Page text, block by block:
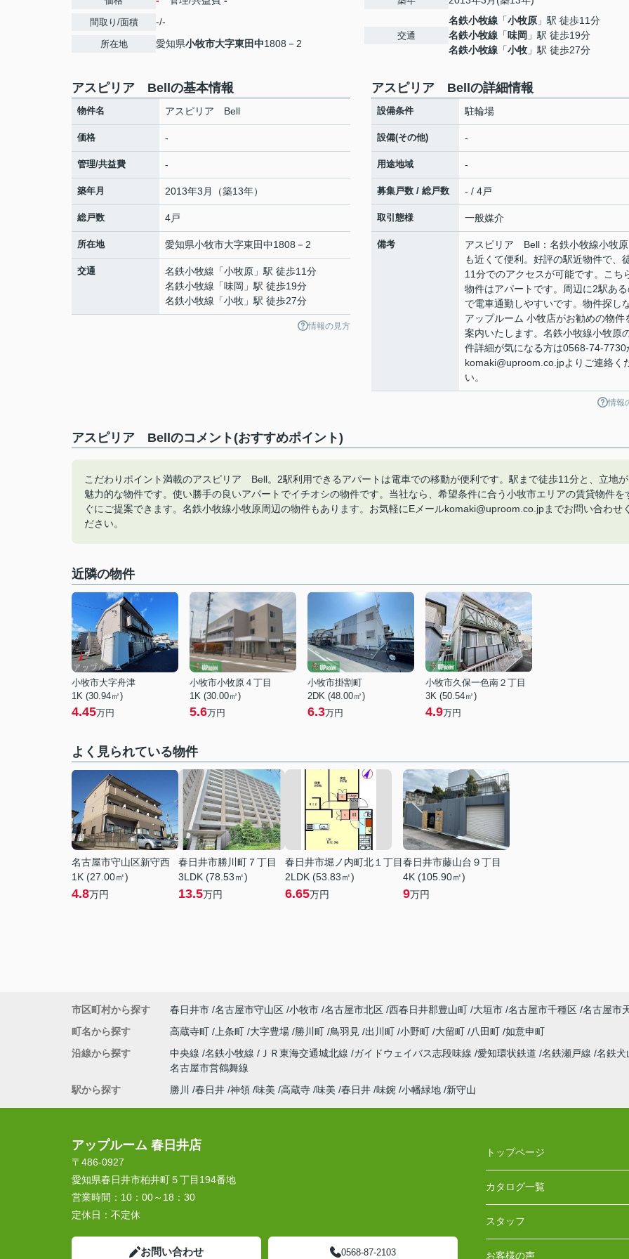
間取り/面積 -/-
所在地 愛知県小牧市大字東田中1808－2
交通
名鉄小牧線 「小牧原 」駅 徒歩11分
名鉄小牧線 「 味岡 」駅 徒歩19分
名鉄小牧線 「小牧 」駅 徒歩27分
アスピリア Bellの基本情報
物件名 アスピリア Bell
価格 -
管理/共益費 -
築年月 2013年3月（築13年）
総戸数 4戸
所在地 愛知県小牧市大字東田中1808－2
交通 名鉄小牧線 「小牧原 」駅 徒歩11分
名鉄小牧線 「味岡 」駅 徒歩19分
名鉄小牧線 「小牧 」駅 徒歩27分
情報の見方
アスピリア Bellの詳細情報
設備条件 駐輪場
設備(その他) -
用途地域 -
募集戸数 / 総戸数 - / 4戸
取引態様 一般媒介
備考
アスピリア Bell：名鉄小牧線小牧原
も近くて便利。好評の駅近物件で、
11分でのアクセスが可能です。こち
物件はアパートです。周辺に2駅あ
で電車通勤しやすいです。物件探し
アップルーム 小牧店がお勧めの物件
案内いたします。名鉄小牧線小牧原
件詳細が気になる方は0568-74-7730
komaki@uproom.co.jpよりご連絡く
い。
情報
アスピリア Bellのコメント(おすすめポイント)
こだわりポイント満載のアスピリア Bell。2駅利用できるアパートは電車での移動が便利です。駅まで徒歩11分と、立地が
魅力的な物件です。使い勝手の良いアパートでイチオシの物件です。当社なら、希望条件に合う小牧市エリアの賃貸物件を
ぐにご提案できます。名鉄小牧線小牧原周辺の物件もあります。お気軽にEメールkomaki@uproom.co.jpまでお問い合わせく
ださい。
近隣の物件
小牧市大字舟津
1K (30.94㎡)
4.45万円
小牧市小牧原４丁目
1K (30.00㎡)
5.6万円
小牧市掛割町
2DK (48.00㎡)
6.3万円
小牧市久保一色南２丁目
3K (50.54㎡)
4.9万円
よく見られている物件
名古屋市守山区新守西
1K (27.00㎡)
4.8万円
春日井市勝川町７丁目
3LDK (78.53㎡)
13.5万円
春日井市堀ノ内町北１丁目
2LDK (53.83㎡)
6.65万円
春日井市藤山台９丁目
4K (105.90㎡)
9万円
市区町村から探す 春日井市 名古屋市守山区 小牧市 名古屋市北区 西春日井郡豊山町 大垣市 名古屋市千種区 名古屋市
町名から探す
高蔵寺町 上条町 大字豊場 勝川町 鳥羽見 出川町 小野町 大留町 八田町 如意申町
沿線から探す
中央線 名鉄小牧線 ＪＲ東海交通城北線 ガイドウェイバス志段味線 愛知環状鉄道 名鉄瀬戸線 名鉄犬
名古屋市営鶴舞線
駅から探す
勝川 春日井 神領 味美 高蔵寺 味美 春日井 味鋺 小幡緑地 新守山
アップルーム 春日井店
〒486-0927
愛知県春日井市柏井町５丁目194番地
営業時間： 10：00～18：30
定休日： 不定休
お問い合わせ 0568-87-2103
トップページ
カタログ一覧
スタッフ
お客様の声